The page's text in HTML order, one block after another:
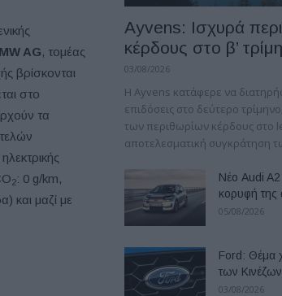
AG, τομέας
βρίσκονται
στο
τα
2: 0 g/km,
και μαζί με
Ayvens: Iσχυρά
κέρδους στο β’
03/08/2026
Η Ayvens κατάφερε να
επιδόσεις στο δεύτερο
των περιθωρίων κέρδους στο
αποτελεσματική συγκράτηση
Νέο Audi
κορυφή της
05/08/2026
Ford: Θέμα
των
03/08/2026